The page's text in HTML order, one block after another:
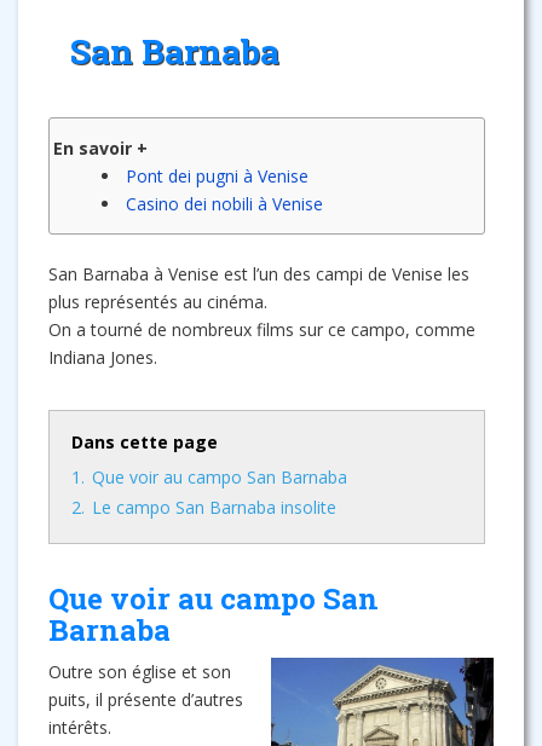
San Barnaba
En savoir +
Pont dei pugni à Venise
Casino dei nobili à Venise
San Barnaba à Venise est l’un des campi de Venise les
plus représentés au cinéma.
On a tourné de nombreux films sur ce campo, comme
Indiana Jones.
Dans cette page
1. Que voir au campo San Barnaba
2. Le campo San Barnaba insolite
Que voir au campo San
Barnaba
Outre son église et son
puits, il présente d’autres
intérêts.